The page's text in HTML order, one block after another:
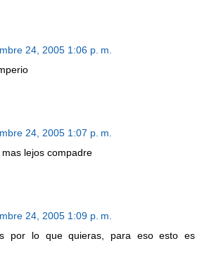
24, 2005 1:06 p. m.
24, 2005 1:07 p. m.
lejos compadre
24, 2005 1:09 p. m.
por lo que quieras, para eso esto es